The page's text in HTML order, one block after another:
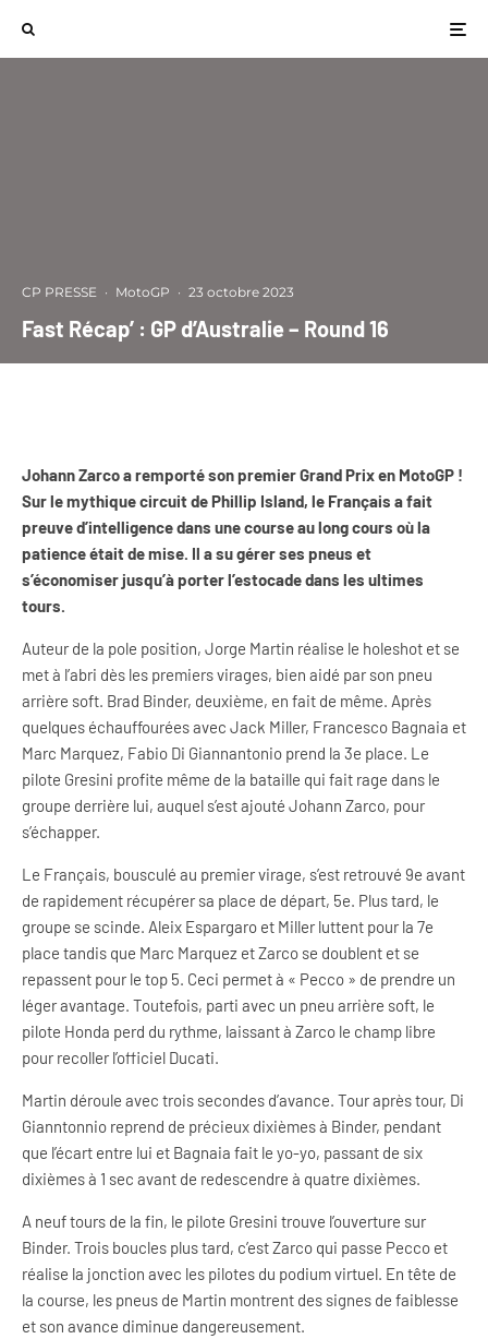
CP PRESSE · MotoGP · 23 octobre 2023
Fast Récap’ : GP d’Australie – Round 16
Johann Zarco a remporté son premier Grand Prix en MotoGP !
Sur le mythique circuit de Phillip Island, le Français a fait
preuve d’intelligence dans une course au long cours où la
patience était de mise. Il a su gérer ses pneus et
s’économiser jusqu’à porter l’estocade dans les ultimes
tours.
Auteur de la pole position, Jorge Martin réalise le holeshot et se
met à l’abri dès les premiers virages, bien aidé par son pneu
arrière soft. Brad Binder, deuxième, en fait de même. Après
quelques échauffourées avec Jack Miller, Francesco Bagnaia et
Marc Marquez, Fabio Di Giannantonio prend la 3e place. Le
pilote Gresini profite même de la bataille qui fait rage dans le
groupe derrière lui, auquel s’est ajouté Johann Zarco, pour
s’échapper.
Le Français, bousculé au premier virage, s’est retrouvé 9e avant
de rapidement récupérer sa place de départ, 5e. Plus tard, le
groupe se scinde. Aleix Espargaro et Miller luttent pour la 7e
place tandis que Marc Marquez et Zarco se doublent et se
repassent pour le top 5. Ceci permet à « Pecco » de prendre un
léger avantage. Toutefois, parti avec un pneu arrière soft, le
pilote Honda perd du rythme, laissant à Zarco le champ libre
pour recoller l’officiel Ducati.
Martin déroule avec trois secondes d’avance. Tour après tour, Di
Gianntonnio reprend de précieux dixièmes à Binder, pendant
que l’écart entre lui et Bagnaia fait le yo-yo, passant de six
dixièmes à 1 sec avant de redescendre à quatre dixièmes.
A neuf tours de la fin, le pilote Gresini trouve l’ouverture sur
Binder. Trois boucles plus tard, c’est Zarco qui passe Pecco et
réalise la jonction avec les pilotes du podium virtuel. En tête de
la course, les pneus de Martin montrent des signes de faiblesse
et son avance diminue dangereusement.